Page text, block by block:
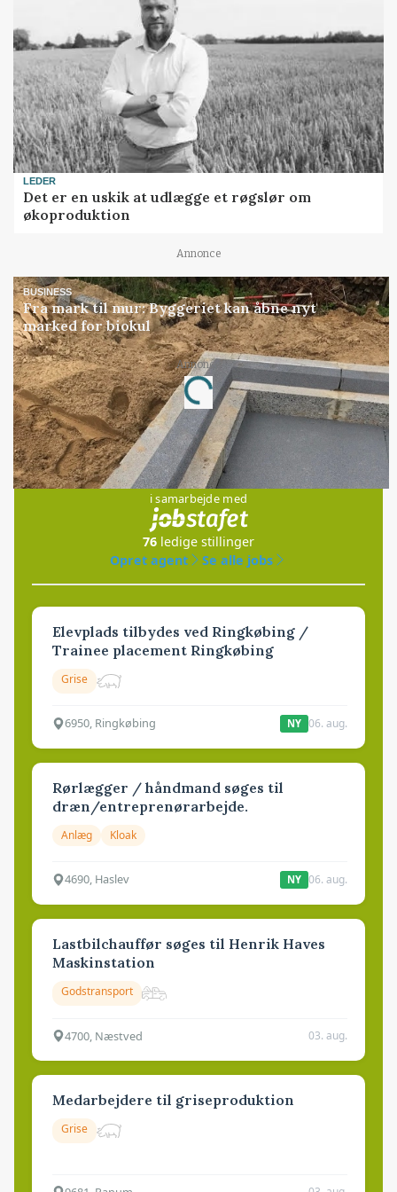
LEDER
Det er en uskik at udlægge et røgslør om
økoproduktion
Annonce
BUSINESS
Fra mark til mur: Byggeriet kan åbne nyt
marked for biokul
Annonce
Loading...
Jobs
i samarbejde med
76 ledige stillinger
Opret agent
Se alle jobs
Elevplads tilbydes ved Ringkøbing /
Trainee placement Ringkøbing
Grise
6950, Ringkøbing NY 06. aug.
Rørlægger / håndmand søges til
dræn/entreprenørarbejde.
Anlæg Kloak
4690, Haslev NY 06. aug.
Lastbilchauffør søges til Henrik Haves
Maskinstation
Godstransport
4700, Næstved 03. aug.
Medarbejdere til griseproduktion
Grise